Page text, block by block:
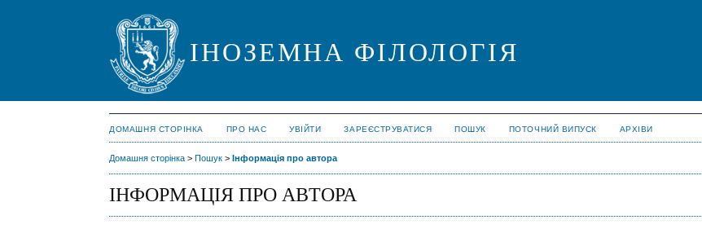
ІНОЗЕМНА ФІЛОЛОГІЯ
ДОМАШНЯ СТОРІНКА ПРО НАС УВІЙТИ ЗАРЕЄСТРУВАТИСЯ ПОШУК ПОТОЧНИЙ ВИПУСК АРХІВИ
Домашня сторінка >Пошук >Інформація про автора
ІНФОРМАЦІЯ ПРО АВТОРА